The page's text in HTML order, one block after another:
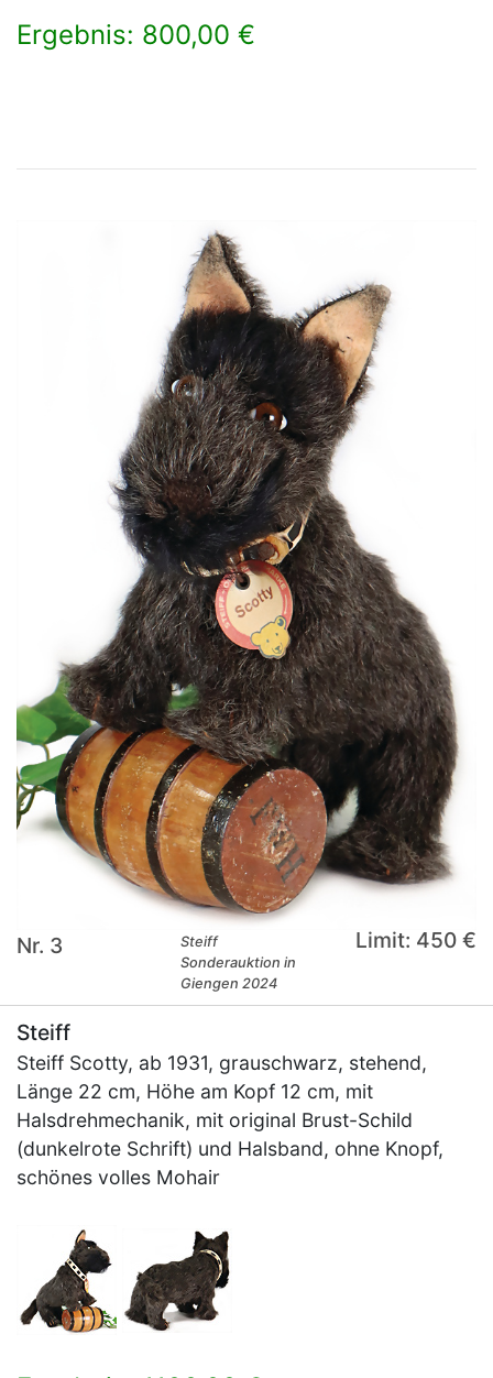
Ergebnis: 800,00 €
Nr. 3
Steiff
Sonderauktion in
Giengen 2024
Limit: 450 €
Steiff
Steiff Scotty, ab 1931, grauschwarz, stehend,
Länge 22 cm, Höhe am Kopf 12 cm, mit
Halsdrehmechanik, mit original Brust-Schild
(dunkelrote Schrift) und Halsband, ohne Knopf,
schönes volles Mohair